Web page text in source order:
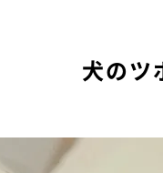
犬のツ